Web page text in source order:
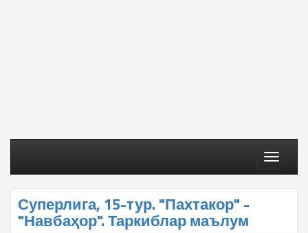
Toggle
Суперлига, 15-тур. "Пахтакор" -
"Навбаҳор". Таркиблар маълум